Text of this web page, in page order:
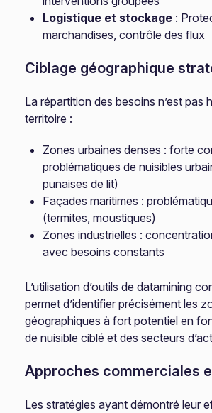
Logistique et stockage :
marchandises, contrôle des flux
Ciblage géographique
La répartition des besoins n’est pas
territoire :
Zones urbaines denses : forte
problématiques de nuisibles
punaises de lit)
Façades maritimes :
(termites, moustiques)
Zones industrielles :
avec besoins constants
L’utilisation d’outils de datamining
permet d’identifier précisément les
géographiques à fort potentiel en
de nuisible ciblé et des secteurs
Approches commerciales
Les stratégies ayant démontré leur